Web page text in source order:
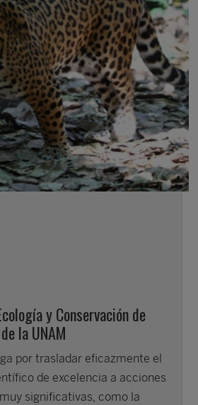
y Conservación de
la UNAM
por trasladar eficazmente el
de excelencia a acciones
significativas, como la